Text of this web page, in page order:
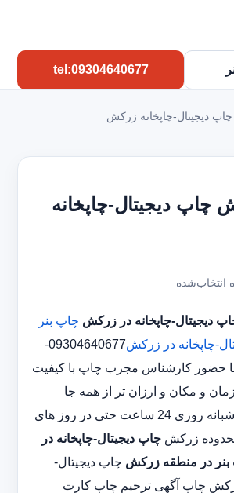
tel:09304640677
دیجیتال-چاپخانه زرکش
چاپ دیجیتال-چاپخانه
انتخاب‌شده
دیجیتال-چاپخانه در زرکش چاپ بنر
چاپخانه در زرکش
09304640677-
حضور کارشناس مجرب چاپ با کیفیت
و مکان و ارزان تر از همه جا
مطمئن و با ضمانت شبانه روزی 24 ساعت حتی در روز های
زرکش چاپ دیجیتال-چاپخانه در
در منطقه زرکش چاپ دیجیتال-
چاپ آگهی ترحیم چاپ کارت